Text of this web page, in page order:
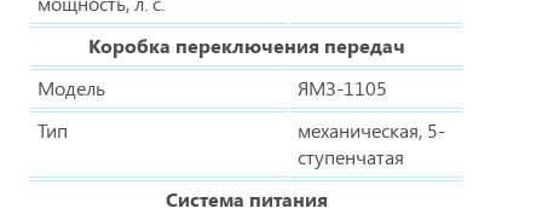
Коробка переключения передач
Модель
ЯМЗ-1105
Тип
механическая, 5-
ступенчатая
Система питания